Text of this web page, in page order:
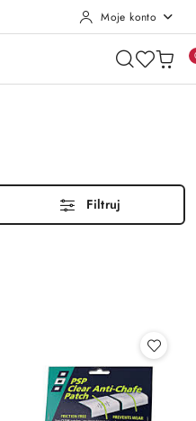
Moje konto
Filtruj